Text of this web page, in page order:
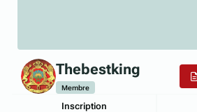
Thebestking
Membre
Inscription